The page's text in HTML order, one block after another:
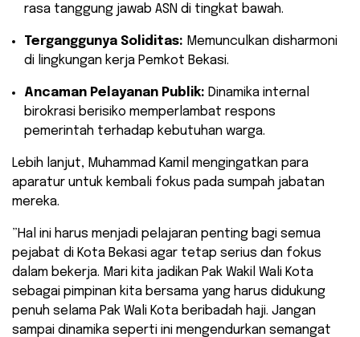
rasa tanggung jawab ASN di tingkat bawah.
Terganggunya Soliditas: Memunculkan disharmoni
di lingkungan kerja Pemkot Bekasi.
Ancaman Pelayanan Publik: Dinamika internal
birokrasi berisiko memperlambat respons
pemerintah terhadap kebutuhan warga.
​Lebih lanjut, Muhammad Kamil mengingatkan para
aparatur untuk kembali fokus pada sumpah jabatan
mereka.
​”Hal ini harus menjadi pelajaran penting bagi semua
pejabat di Kota Bekasi agar tetap serius dan fokus
dalam bekerja. Mari kita jadikan Pak Wakil Wali Kota
sebagai pimpinan kita bersama yang harus didukung
penuh selama Pak Wali Kota beribadah haji. Jangan
sampai dinamika seperti ini mengendurkan semangat